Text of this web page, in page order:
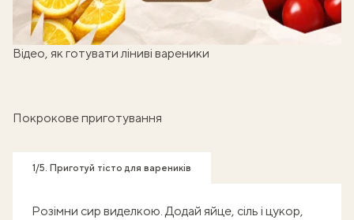
Готуй, знімай кроки - отримуй балобонуси!
Відео, як готувати ліниві вареники
Покрокове приготування
1/5. Приготуй тісто для вареників
Розімни сир виделкою. Додай яйце, сіль і цукор,